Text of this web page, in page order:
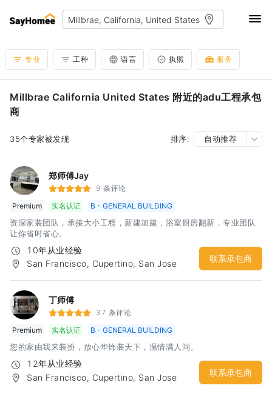
专业 工种 语言 执照 服务
Millbrae California United States 附近的adu工程承包
商
35个专家被发现 排序: 自动推荐
郑师傅Jay
9 条评论
Premium
实名认证 B - GENERAL BUILDING
资深家装团队，承接大小工程，新建加建，浴室厨房翻新，专业团队
让你省时省心。
10年从业经验
San Francisco, Cupertino, San Jose
联系承包商
丁师傅
37 条评论
Premium
实名认证 B - GENERAL BUILDING
您的家由我来装扮，放心华饰装天下，温情满人间。
12年从业经验
San Francisco, Cupertino, San Jose
联系承包商